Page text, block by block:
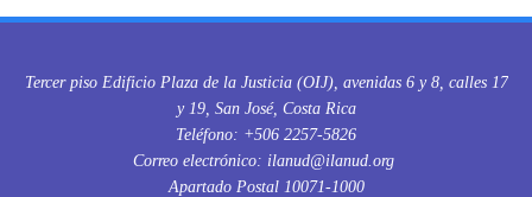
Tercer piso Edificio Plaza de la Justicia (OIJ), avenidas 6 y 8, calles 17
y 19, San José, Costa Rica
Teléfono: +506 2257-5826
Correo electrónico: ilanud@ilanud.org
Apartado Postal 10071-1000